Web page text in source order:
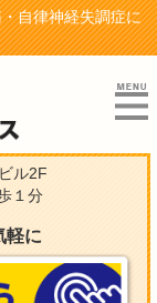
自律神経失調症に
ル2F
１分
軽に